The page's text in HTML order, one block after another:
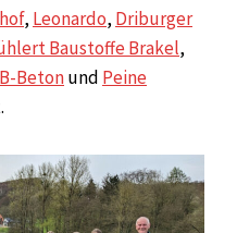
, Leonardo, Driburger
Baustoffe Brakel,
Betonund Peine